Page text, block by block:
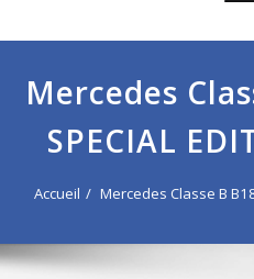
Mercedes
SPECIAL
Accueil Mercedes Classe B